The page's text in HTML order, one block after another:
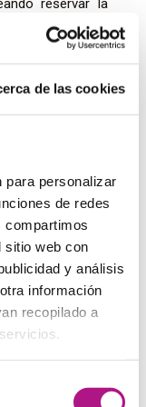
de las cookies
para personalizar
de redes
compartimos
sitio web con
y análisis
información
recopilado a
tu oficina. Si tu
de idiomas
ideal: el
las academias,
. Así podrás
moverte de tu
y encontrar
te da una gran
de clase
de clase cerca
de practicar